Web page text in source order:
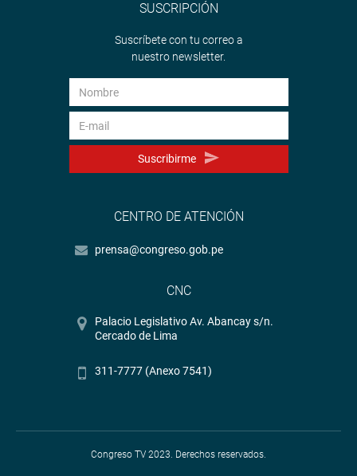
SUSCRIPCIÓN
Suscríbete con tu correo a
nuestro newsletter.
Suscribirme
CENTRO DE ATENCIÓN
prensa@congreso.gob.pe
CNC
Palacio Legislativo Av. Abancay s/n.
Cercado de Lima
311-7777 (Anexo 7541)
Congreso TV 2023. Derechos reservados.